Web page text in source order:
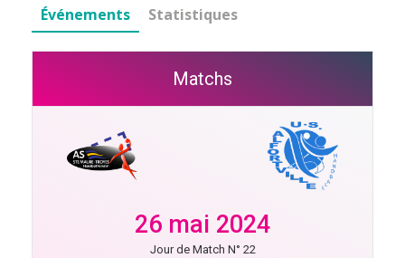
Événements Statistiques
Matchs
26 mai 2024
Jour de Match N° 22